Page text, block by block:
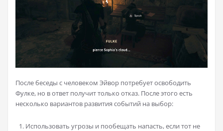
После беседы с человеком Эйвор потребует освободить
Фулке, но в ответ получит только отказ. После этого есть
несколько вариантов развития событий на выбор:
Использовать угрозы и пообещать напасть, если тот не